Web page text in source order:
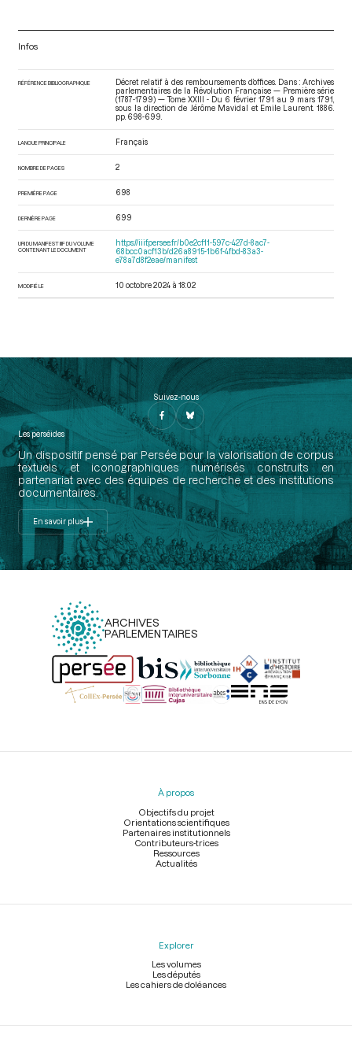
Infos
RÉFÉRENCE BIBLIOGRAPHIQUE
Décret relatif à des remboursements d’offices. Dans : Archives
parlementaires de la Révolution Française — Première série
(1787-1799) — Tome XXIII - Du 6 février 1791 au 9 mars 1791
sous la direction de Jérôme Mavidal et Emile Laurent. 1886.
pp. 698-699.
LANGUE PRINCIPALE Français
NOMBRE DE PAGES 2
PREMIÈRE PAGE 698
DERNIÈRE PAGE 699
URI DU MANIFEST IIIF DU VOLUME
CONTENANT LE DOCUMENT
https://iiif.persee.fr/b0e2cf11-597c-427d-8ac7-
68bcc0acf13b/d26a8915-1b6f-4fbd-83a3-
e78a7d8f2eae/manifest
MODIFIÉ LE 10 octobre 2024 à 18:02
Suivez-nous
Les perséides
Un dispositif pensé par Persée pour la valorisation de corpus
textuels et iconographiques numérisés construits en
partenariat avec des équipes de recherche et des institutions
documentaires.
En savoir plus
ARCHIVES
PARLEMENTAIRES
Menu
À propos
Objectifs du projet
Orientations scientifiques
Partenaires institutionnels
Contributeurs-trices
Ressources
Actualités
Explorer
Les volumes
Les députés
Les cahiers de doléances